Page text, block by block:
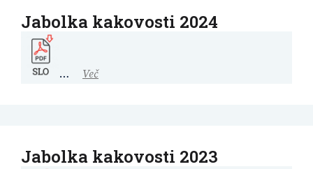
Jabolka kakovosti 2024
… Več
Jabolka kakovosti 2023